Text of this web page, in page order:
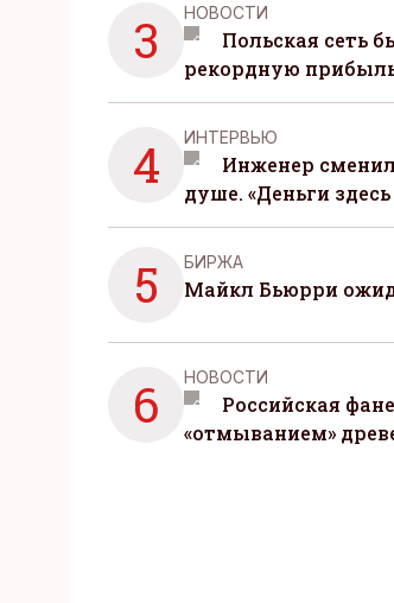
3 НОВОСТИ
Польская сеть
рекордную
4 ИНТЕРВЬЮ
Инженер
душе. «Деньги
5 БИРЖА
Майкл Бьюрри
6 НОВОСТИ
Российская
«отмыванием»